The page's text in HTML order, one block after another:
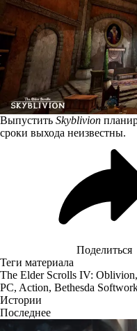
Выпустить Skyblivion
сроки выхода неизвестны.
Поделиться
Теги материала
The Elder Scrolls IV: Oblivion,
PC, Action, Bethesda
Истории
Последнее